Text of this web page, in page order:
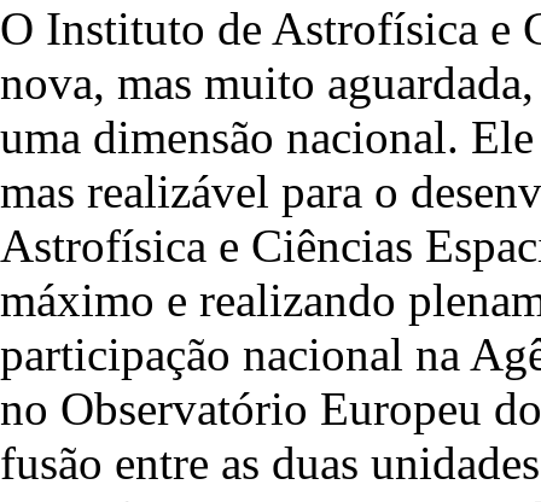
O Instituto de Astrofísica e
nova, mas muito
uma dimensão nacional.
mas realizável para o
Astrofísica e Ciências
máximo e realizando
participação nacional na
no Observatório Europeu
fusão entre as duas